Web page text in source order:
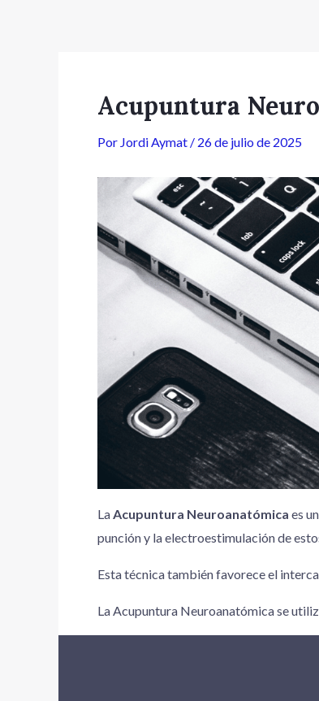
Acupuntura
Por Jordi Aymat / 26 de julio de 2025
LaAcupuntura Neuroanatómica es
punción y la electroestimulación de
Esta técnica también favorece el
La Acupuntura Neuroanatómica se